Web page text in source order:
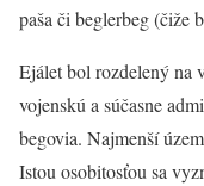
paša či beglerbeg (čiže
Ejálet bol rozdelený na
vojenskú a súčasne
begovia. Najmenší
Istou osobitosťou sa